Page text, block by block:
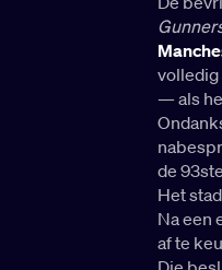
volledig
— als
de
Het
Na een
af te